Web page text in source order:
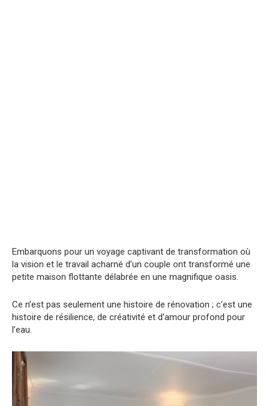
Embarquons pour un voyage captivant de transformation où
la vision et le travail acharné d’un couple ont transformé une
petite maison flottante délabrée en une magnifique oasis.
Ce n’est pas seulement une histoire de rénovation ; c’est une
histoire de résilience, de créativité et d’amour profond pour
l’eau.